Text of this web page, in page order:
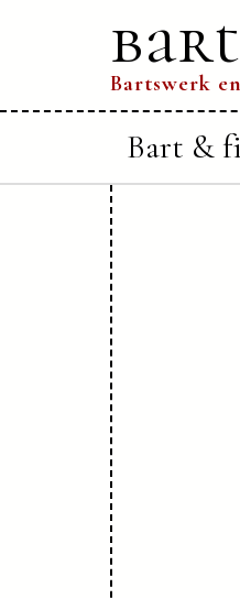
Bartswerk
Bart &